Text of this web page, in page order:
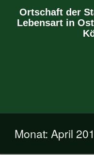
Ortschaft der
Lebensart in
Monat: April